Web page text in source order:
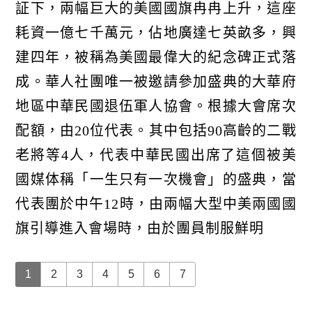
証下，兩幅巨大的美國國旗冉冉上升，這座
耗資一億七千萬元，佔地廣達七英畝多，興
建四年，被稱為美國最偉大的紀念碑正式落
成。華人社團唯一被邀請參加盛典的大華府
地區中華民國退伍軍人協會。根據大會席次
配額，由20位代表。其中包括90高齡的二戰
老將等4人，代表中華民國出席了這個被美
國媒体稱「一生只有一次機會」的盛典，當
代表團於中午12時，由兩幅大型中美兩國國
旗引導進入會場時，由於團員制服鮮明
1 2 3 4 5 6 7